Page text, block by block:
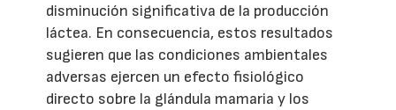
disminución significativa de la producción
láctea. En consecuencia, estos resultados
sugieren que las condiciones ambientales
adversas ejercen un efecto fisiológico
directo sobre la glándula mamaria y los